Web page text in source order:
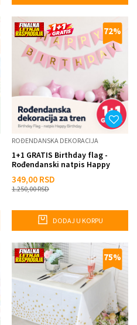
72%
ROĐENDANSKA DEKORACIJA
1+1 GRATIS Birthday flag -
Rođendanski natpis Happy
349,00 RSD
1.250,00RSD
DODAJ U KORPU
75%